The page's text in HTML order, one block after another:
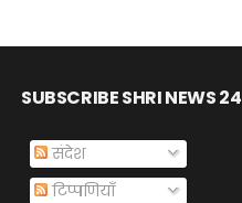
SUBSCRIBE SHRI NEWS 24
संदेश
टिप्पणियाँ